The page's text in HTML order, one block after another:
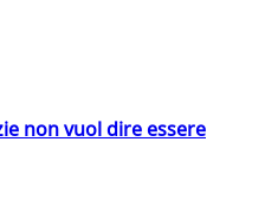
non vuol dire essere